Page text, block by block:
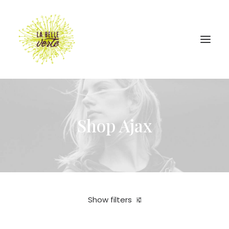
Shop Ajax
Show filters